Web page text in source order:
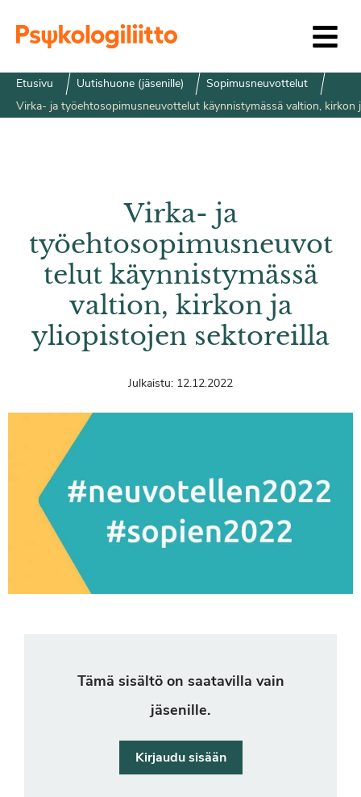
Etusivu Uutishuone (jäsenille)
Sopimusneuvottelut
Virka- ja työehtosopimusneuvottelut käynnistymässä valtion, kirkon
Virka- ja
työehtosopimusneuvot
telut käynnistymässä
valtion, kirkon ja
yliopistojen sektoreilla
Julkaistu: 12.12.2022
Tämä sisältö on saatavilla vain
jäsenille.
Kirjaudu sisään